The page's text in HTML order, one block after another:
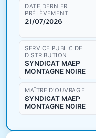
DATE DERNIER
PRÉLÈVEMENT
21/07/2026
SERVICE PUBLIC DE
DISTRIBUTION
SYNDICAT MAEP
MONTAGNE NOIRE
MAÎTRE D'OUVRAGE
SYNDICAT MAEP
MONTAGNE NOIRE